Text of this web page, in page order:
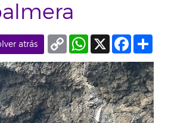
atrás Facebook
X
WhatsApp
Copy
Link